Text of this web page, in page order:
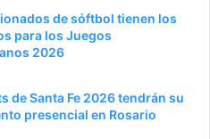
de sóftbol tienen los
para los Juegos
2026
de Santa Fe 2026 tendrán su
presencial en Rosario